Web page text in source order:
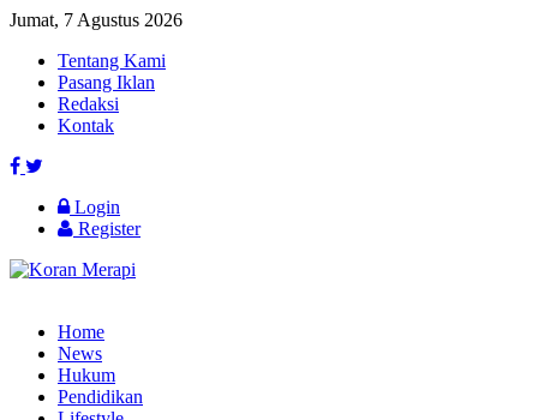
Jumat, 7 Agustus 2026
Tentang Kami
Pasang Iklan
Redaksi
Kontak
Login
Register
Home
News
Hukum
Pendidikan